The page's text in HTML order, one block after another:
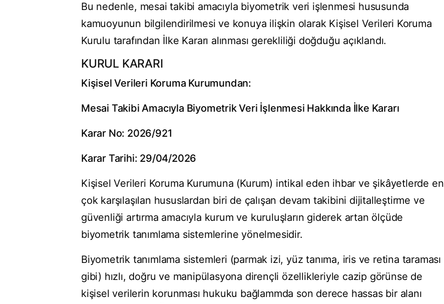
Bu nedenle, mesai takibi amacıyla biyometrik veri işlenmesi hususunda
kamuoyunun bilgilendirilmesi ve konuya ilişkin olarak Kişisel Verileri Koruma
Kurulu tarafından İlke Kararı alınması gerekliliği doğduğu açıklandı.
KURUL KARARI
Kişisel Verileri Koruma Kurumundan:
Mesai Takibi Amacıyla Biyometrik Veri İşlenmesi Hakkında İlke Kararı
Karar No: 2026/921
Karar Tarihi: 29/04/2026
Kişisel Verileri Koruma Kurumuna (Kurum) intikal eden ihbar ve şikâyetlerde en
çok karşılaşılan hususlardan biri de çalışan devam takibini dijitalleştirme ve
güvenliği artırma amacıyla kurum ve kuruluşların giderek artan ölçüde
biyometrik tanımlama sistemlerine yönelmesidir.
Biyometrik tanımlama sistemleri (parmak izi, yüz tanıma, iris ve retina taraması
gibi) hızlı, doğru ve manipülasyona dirençli özellikleriyle cazip görünse de
kişisel verilerin korunması hukuku bağlammda son derece hassas bir alanı